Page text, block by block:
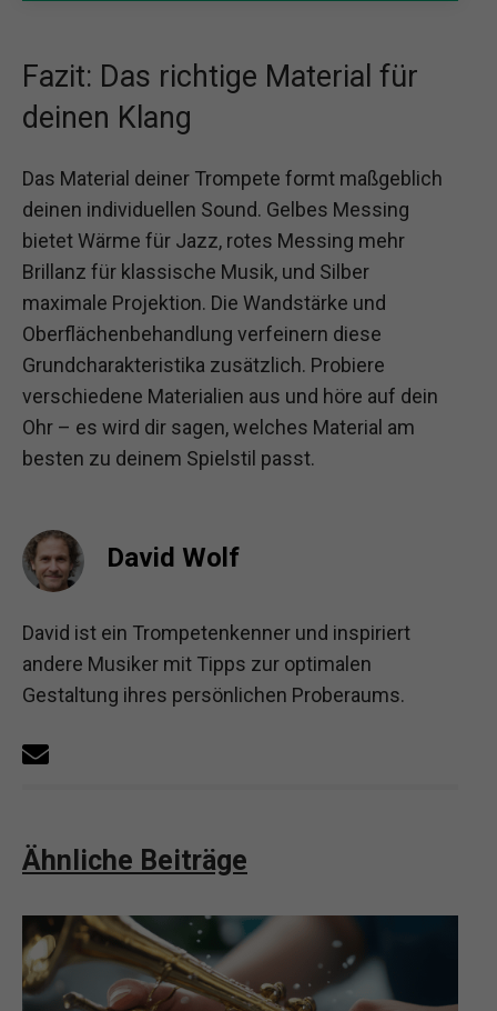
Fazit: Das richtige Material für
deinen Klang
Das Material deiner Trompete formt maßgeblich
deinen individuellen Sound. Gelbes Messing
bietet Wärme für Jazz, rotes Messing mehr
Brillanz für klassische Musik, und Silber
maximale Projektion. Die Wandstärke und
Oberflächenbehandlung verfeinern diese
Grundcharakteristika zusätzlich. Probiere
verschiedene Materialien aus und höre auf dein
Ohr – es wird dir sagen, welches Material am
besten zu deinem Spielstil passt.
David Wolf
David ist ein Trompetenkenner und inspiriert
andere Musiker mit Tipps zur optimalen
Gestaltung ihres persönlichen Proberaums.
Ähnliche Beiträge